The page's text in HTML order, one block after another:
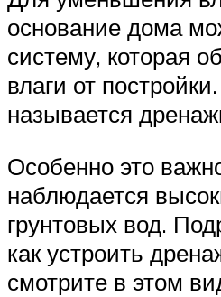
основание дома
систему, которая
влаги от
называется
Особенно это
наблюдается
грунтовых вод.
как устроить
смотрите в этом